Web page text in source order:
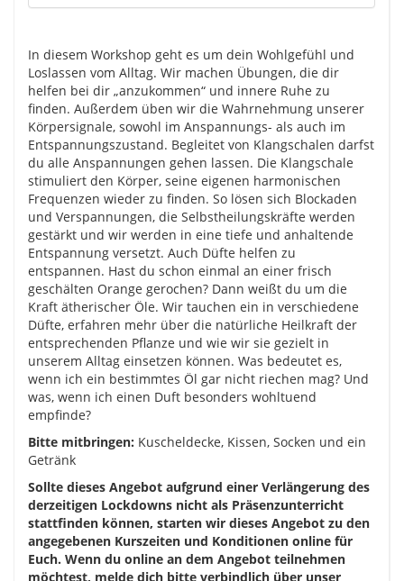
In diesem Workshop geht es um dein Wohlgefühl und
Loslassen vom Alltag. Wir machen Übungen, die dir
helfen bei dir „anzukommen“ und innere Ruhe zu
finden. Außerdem üben wir die Wahrnehmung unserer
Körpersignale, sowohl im Anspannungs- als auch im
Entspannungszustand. Begleitet von Klangschalen darfst
du alle Anspannungen gehen lassen. Die Klangschale
stimuliert den Körper, seine eigenen harmonischen
Frequenzen wieder zu finden. So lösen sich Blockaden
und Verspannungen, die Selbstheilungskräfte werden
gestärkt und wir werden in eine tiefe und anhaltende
Entspannung versetzt. Auch Düfte helfen zu
entspannen. Hast du schon einmal an einer frisch
geschälten Orange gerochen? Dann weißt du um die
Kraft ätherischer Öle. Wir tauchen ein in verschiedene
Düfte, erfahren mehr über die natürliche Heilkraft der
entsprechenden Pflanze und wie wir sie gezielt in
unserem Alltag einsetzen können. Was bedeutet es,
wenn ich ein bestimmtes Öl gar nicht riechen mag? Und
was, wenn ich einen Duft besonders wohltuend
empfinde?
Bitte mitbringen: Kuscheldecke, Kissen, Socken und ein
Getränk
Sollte dieses Angebot aufgrund einer Verlängerung des
derzeitigen Lockdowns nicht als Präsenzunterricht
stattfinden können, starten wir dieses Angebot zu den
angegebenen Kurszeiten und Konditionen online für
Euch. Wenn du online an dem Angebot teilnehmen
möchtest, melde dich bitte verbindlich über unser